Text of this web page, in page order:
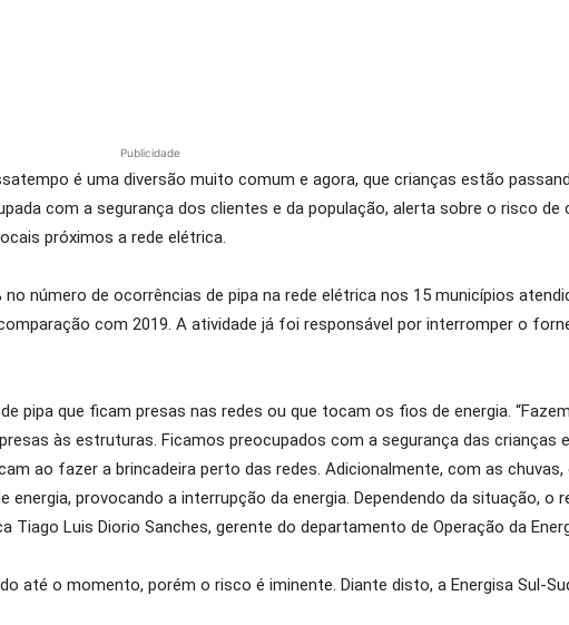
Publicidade
é uma diversão muito comum e agora, que crianças estão
com a segurança dos clientes e da população, alerta sobre o risco de
próximos a rede elétrica.
número de ocorrências de pipa na rede elétrica nos 15 municípios
com 2019. A atividade já foi responsável por interromper o
pipa que ficam presas nas redes ou que tocam os fios de energia.
às estruturas. Ficamos preocupados com a segurança das crianças
ao fazer a brincadeira perto das redes. Adicionalmente, com as
provocando a interrupção da energia. Dependendo da situação, o
Luis Diorio Sanches, gerente do departamento de Operação da
até o momento, porém o risco é iminente. Diante disto, a Energisa Sul-